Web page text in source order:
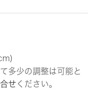
多少の調整は可能と
せ ください。